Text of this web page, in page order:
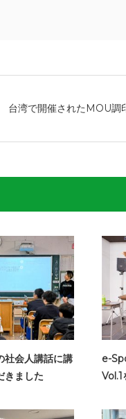
台湾で開催されたMOU調
社会人講話に講
きました
e-